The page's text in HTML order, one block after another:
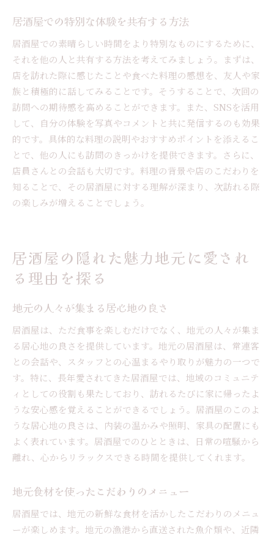
居酒屋での特別な体験を共有する方法
居酒屋での素晴らしい時間をより特別なものにするために、
それを他の人と共有する方法を考えてみましょう。まずは、
店を訪れた際に感じたことや食べた料理の感想を、友人や家
族と積極的に話してみることです。そうすることで、次回の
訪問への期待感を高めることができます。また、SNSを活用
して、自分の体験を写真やコメントと共に発信するのも効果
的です。具体的な料理の説明やおすすめポイントを添えるこ
とで、他の人にも訪問のきっかけを提供できます。さらに、
店員さんとの会話も大切です。料理の背景や店のこだわりを
知ることで、その居酒屋に対する理解が深まり、次訪れる際
の楽しみが増えることでしょう。
居酒屋の隠れた魅力地元に愛され
る理由を探る
地元の人々が集まる居心地の良さ
居酒屋は、ただ食事を楽しむだけでなく、地元の人々が集ま
る居心地の良さを提供しています。地元の居酒屋は、常連客
との会話や、スタッフとの心温まるやり取りが魅力の一つで
す。特に、長年愛されてきた居酒屋では、地域のコミュニテ
ィとしての役割も果たしており、訪れるたびに家に帰ったよ
うな安心感を覚えることができるでしょう。居酒屋のこのよ
うな居心地の良さは、内装の温かみや照明、家具の配置にも
よく表れています。居酒屋でのひとときは、日常の喧騒から
離れ、心からリラックスできる時間を提供してくれます。
地元食材を使ったこだわりのメニュー
居酒屋では、地元の新鮮な食材を活かしたこだわりのメニュ
ーが楽しめます。地元の漁港から直送された魚介類や、近隣